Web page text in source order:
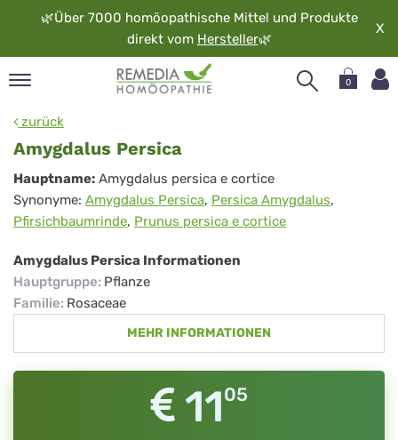
🌿Über 7000 homöopathische Mittel und Produkte
direkt vom Hersteller🌿
X
0
zurück
Amygdalus Persica
Amygdalus
Persica
Hauptname: Amygdalus persica e cortice
Synonyme: Amygdalus Persica, Persica Amygdalus,
Pfirsichbaumrinde, Prunus persica e cortice
Amygdalus Persica Informationen
Hauptgruppe: Pflanze
Familie: Rosaceae
MEHR INFORMATIONEN
1105